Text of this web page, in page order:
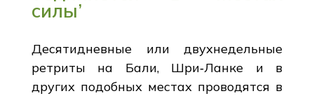
силы’
Десятидневные или двухнедельные
ретриты на Бали, Шри‑Ланке и в
других подобных местах проводятся в